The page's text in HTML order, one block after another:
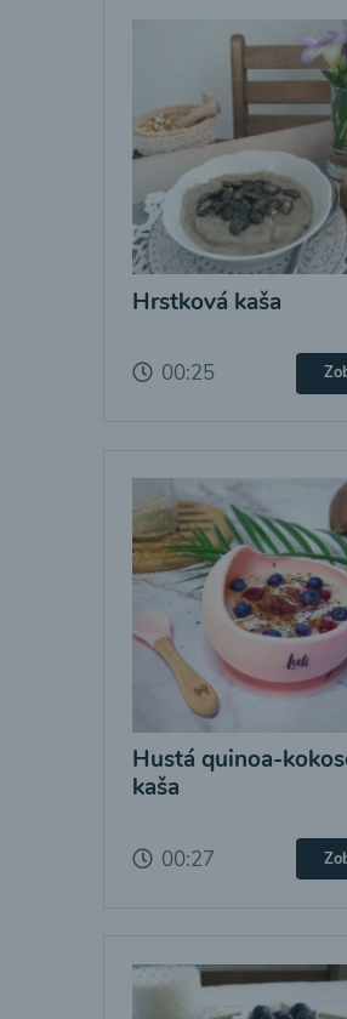
Hrstková kaša
00:25
Hustá quinoa-
kaša
00:27